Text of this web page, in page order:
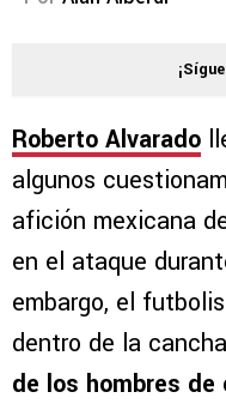
Roberto Alvarado
algunos
afición mexicana
en el ataque
embargo, el
dentro de la
de los hombres